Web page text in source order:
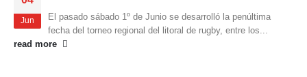
Jun
El pasado sábado 1º de Junio se desarrolló la penúltima
fecha del torneo regional del litoral de rugby, entre los...
read more